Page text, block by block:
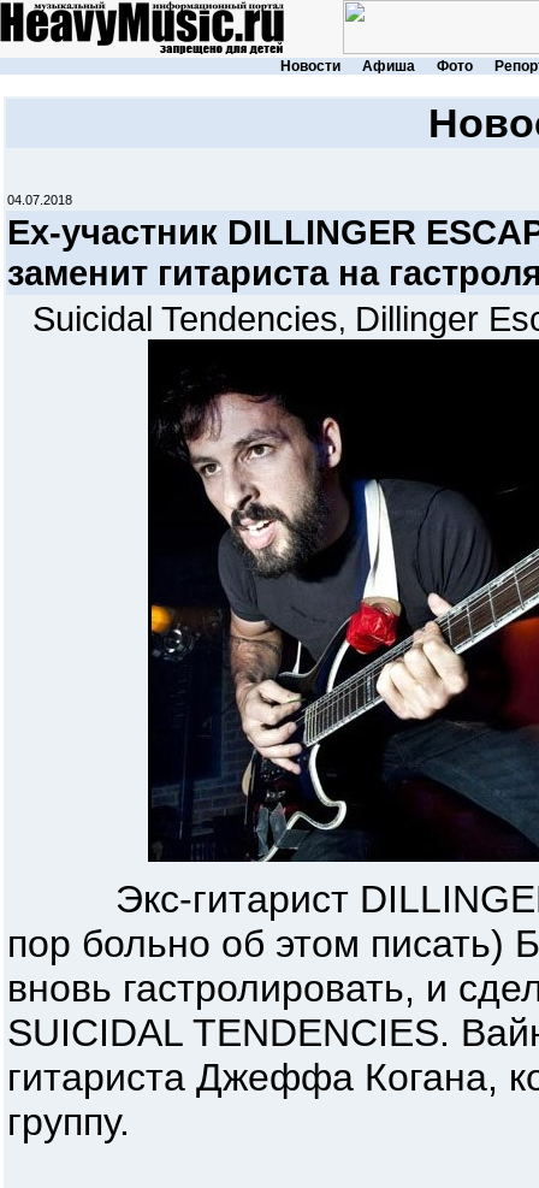
Новости Афиша Фото
04.07.2018
Eх-участник DILLINGER
заменит гитариста на
Suicidal Tendencies, Dillinger
Экс-гитарист
пор больно об этом писать)
вновь гастролировать, и
SUICIDAL TENDENCIES.
гитариста Джеффа Когана,
группу.